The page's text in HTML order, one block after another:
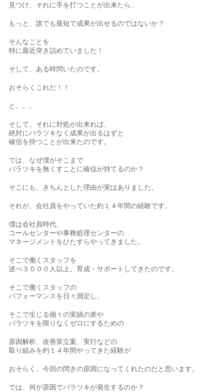
見つけ、それに手を打つことが出来たら、
もっと、誰でも最短で成果が出せるのではないか？
そんなことを
特に最近突き詰めていました！
そして、ある時閃いたのです。
おそらくこれだ！！
と。。。
そして、それに対処が出来れば、
絶対にバラツキなく成果が出るはずと
確信を持つことが出来たのです。
では、なぜ僕がそこまで
バラツキを無くすことに確信が持てるのか？
そこにも、きちんとした理由が実はありました。
それが、会社員をやっていた約１４年間の経験です。
僕は会社員時代、
コールセンターや事務処理センターの
マネージメントをひたすらやってきました。
そこで働くスタッフを
述べ３０００人以上、育成・サポートしてきたのです。
そこで働くスタッフの
パフォーマンスを日々測定し、
そこで生じる個々の実績の差や
バラツキを限りなくゼロにするための
原因解析、改善策立案、実行などの
取り組みを約１４年間やってきた経験が
おそらく、今回の閃きの原因になってくれたのだと思います。
では、何が原因でバラツキが発生するのか？